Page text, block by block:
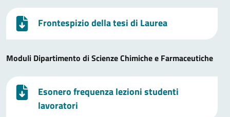
Frontespizio della tesi di Laurea
Moduli Dipartimento di Scienze Chimiche e Farmaceutiche
Esonero frequenza lezioni studenti
lavoratori